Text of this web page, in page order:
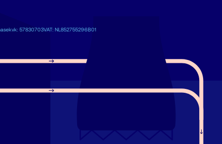
kvk: 57830703VAT: NL852755296B01